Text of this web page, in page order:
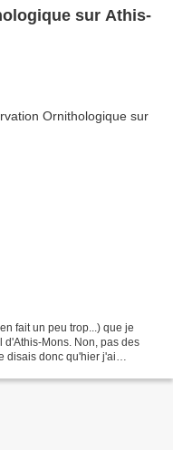
sur Athis-
fait un peu trop...) que je
Mons. Non, pas des
disais donc qu'hier j'ai